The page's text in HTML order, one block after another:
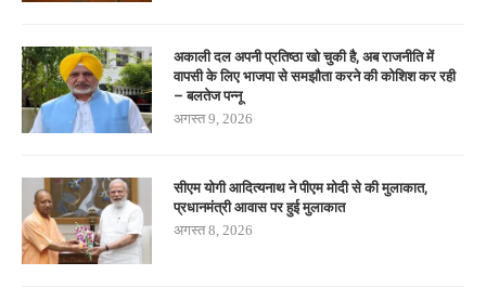
अकाली दल अपनी प्रतिष्ठा खो चुकी है, अब राजनीति में
वापसी के लिए भाजपा से समझौता करने की कोशिश कर रही
– बलतेज पन्नू
अगस्त 9, 2026
सीएम योगी आदित्यनाथ ने पीएम मोदी से की मुलाकात,
प्रधानमंत्री आवास पर हुई मुलाकात
अगस्त 8, 2026